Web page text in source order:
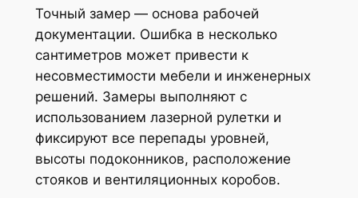
Точный замер — основа рабочей
документации. Ошибка в несколько
сантиметров может привести к
несовместимости мебели и инженерных
решений. Замеры выполняют с
использованием лазерной рулетки и
фиксируют все перепады уровней,
высоты подоконников, расположение
стояков и вентиляционных коробов.